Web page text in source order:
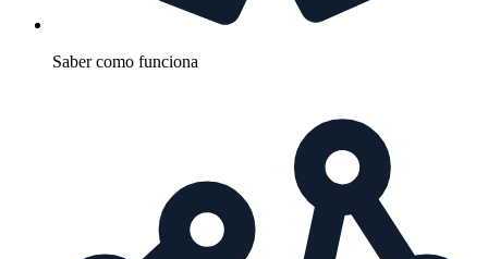
Saber como funciona